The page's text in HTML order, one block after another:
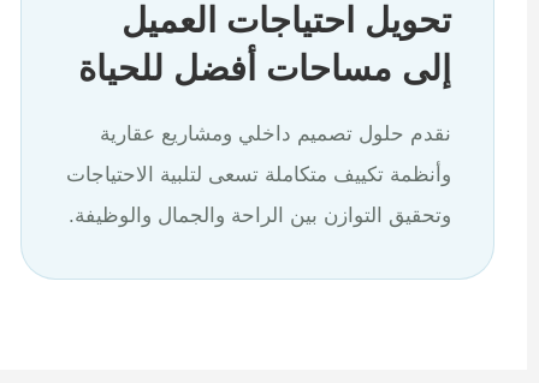
تحويل احتياجات العميل
إلى مساحات أفضل للحياة
نقدم حلول تصميم داخلي ومشاريع عقارية
وأنظمة تكييف متكاملة تسعى لتلبية الاحتياجات
وتحقيق التوازن بين الراحة والجمال والوظيفة.